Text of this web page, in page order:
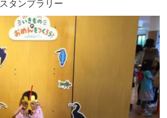
スタンプラリー